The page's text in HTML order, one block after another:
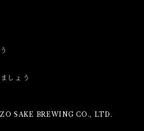
しょう
SAKE BREWING CO., LTD.